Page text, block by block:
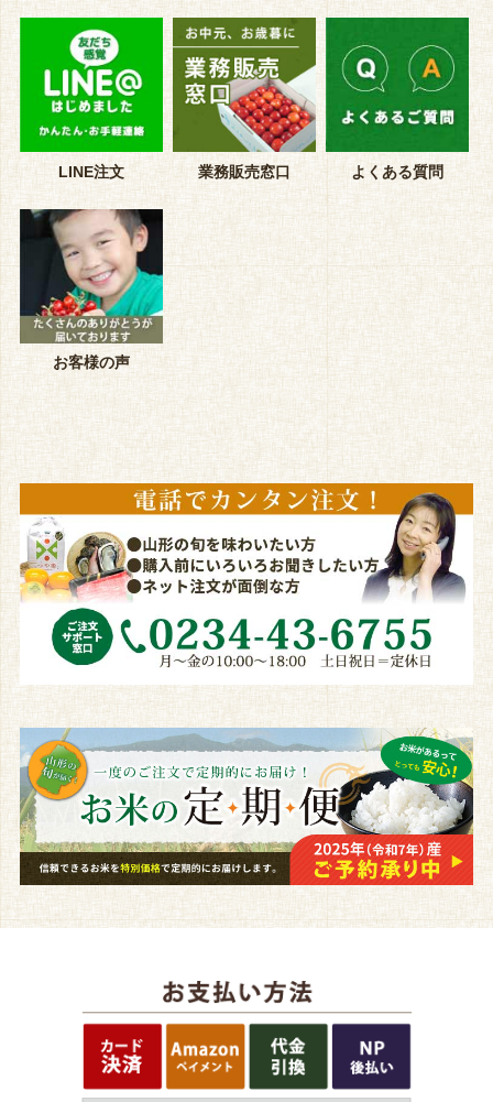
LINE注文 業務販売窓口 よくある質問
お客様の声